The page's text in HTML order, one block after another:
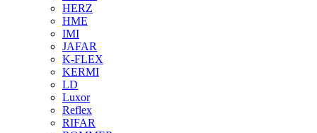
HERZ
HME
IMI
JAFAR
K-FLEX
KERMI
LD
Luxor
Reflex
RIFAR